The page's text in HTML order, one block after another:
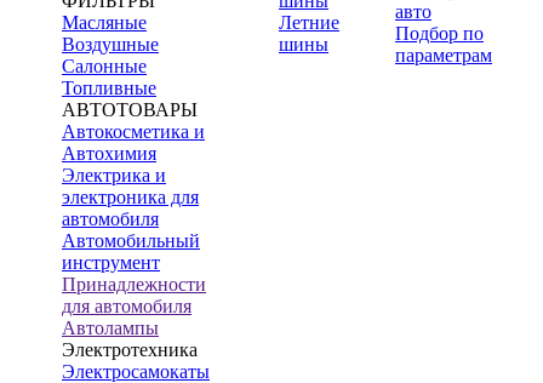
Масляные
Воздушные
Салонные
Топливные
АВТОТОВАРЫ
Автокосметика и
Автохимия
Электрика и
электроника для
автомобиля
Автомобильный
инструмент
Принадлежности
для автомобиля
Автолампы
Электротехника
Электросамокаты
Летние
шины
авто
Подбор по
параметрам